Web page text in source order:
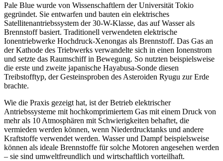
Pale Blue wurde von Wissenschaftlern der Universität Tokio
gegründet. Sie entwarfen und bauten ein elektrisches
Satellitenantriebssystem der 30-W-Klasse, das auf Wasser als
Brennstoff basiert. Traditionell verwendeten elektrische
Ionentriebwerke Hochdruck-Xenongas als Brennstoff. Das Gas an
der Kathode des Triebwerks verwandelte sich in einen Ionenstrom
und setzte das Raumschiff in Bewegung. So nutzten beispielsweise
die erste und zweite japanische Hayabusa-Sonde diesen
Treibstofftyp, der Gesteinsproben des Asteroiden Ryugu zur Erde
brachte.
Wie die Praxis gezeigt hat, ist der Betrieb elektrischer
Antriebssysteme mit hochkomprimiertem Gas mit einem Druck von
mehr als 10 Atmosphären mit Schwierigkeiten behaftet, die
vermieden werden können, wenn Niederdrucktanks und andere
Kraftstoffe verwendet werden. Wasser und Dampf beispielsweise
können als ideale Brennstoffe für solche Motoren angesehen werden
– sie sind umweltfreundlich und wirtschaftlich vorteilhaft.